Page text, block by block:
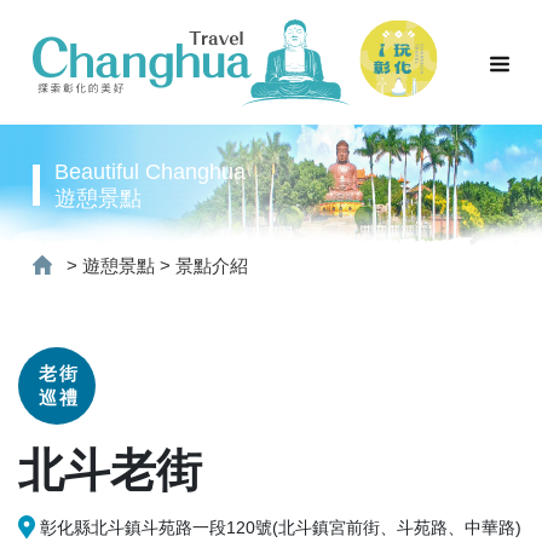
Beautiful Changhua
遊憩景點
> 遊憩景點 > 景點介紹
老街
巡禮
北斗老街
彰化縣北斗鎮斗苑路一段120號(北斗鎮宮前街、斗苑路、中華路)